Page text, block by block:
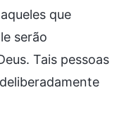
que
serão
Tais pessoas